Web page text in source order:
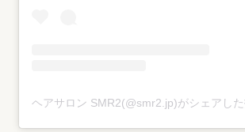
ヘアサロン SMR2(@smr2.jp)がシェアし